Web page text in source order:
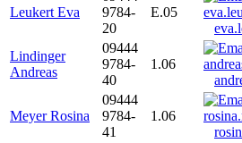
Leukert Eva
9784-
20
E.05
Lindinger
Andreas
09444
9784-
40
1.06
Meyer Rosina
09444
9784-
41
1.06